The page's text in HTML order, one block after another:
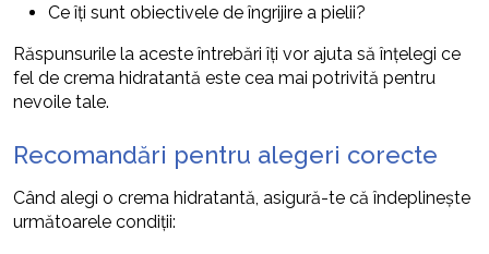
Ce îți sunt obiectivele de îngrijire a pielii?
Răspunsurile la aceste întrebări îți vor ajuta să înțelegi ce
fel de crema hidratantă este cea mai potrivită pentru
nevoile tale.
Recomandări pentru alegeri corecte
Când alegi o crema hidratantă, asigură-te că îndeplinește
următoarele condiții: